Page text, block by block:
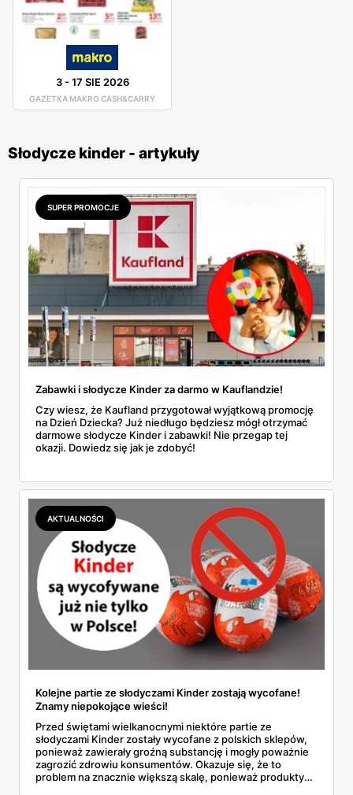
3-17 SIE 2026
GAZETKA MAKRO CASH&CARRY
Słodycze kinder - artykuły
SUPER PROMOCJE
Zabawki i słodycze Kinder za darmo w Kauflandzie!
Czy wiesz, że Kaufland przygotował wyjątkową promocję
na Dzień Dziecka? Już niedługo będziesz mógł otrzymać
darmowe słodycze Kinder i zabawki! Nie przegap tej
okazji. Dowiedz się jak je zdobyć!
AKTUALNOŚCI
Kolejne partie ze słodyczami Kinder zostają wycofane!
Znamy niepokojące wieści!
Przed świętami wielkanocnymi niektóre partie ze
słodyczami Kinder zostały wycofane z polskich sklepów,
ponieważ zawierały groźną substancję i mogły poważnie
zagrozić zdrowiu konsumentów. Okazuje się, że to
problem na znacznie większą skalę, ponieważ produkty